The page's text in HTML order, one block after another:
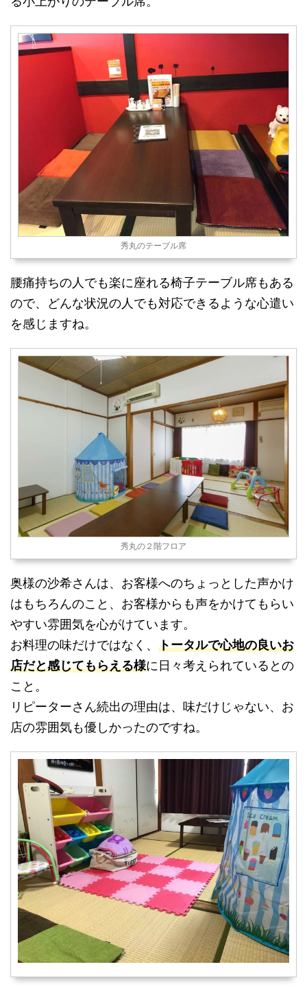
秀丸のテーブル席
腰痛持ちの人でも楽に座れる椅子テーブル席もある
ので、どんな状況の人でも対応できるような心遣い
を感じますね。
秀丸の２階フロア
奥様の沙希さんは、お客様へのちょっとした声かけ
はもちろんのこと、お客様からも声をかけてもらい
やすい雰囲気を心がけています。
お料理の味だけではなく、 トータルで心地の良いお
店だと感じてもらえる様に日々考えられているとの
こと。
リピーターさん続出の理由は、味だけじゃない、お
店の雰囲気も優しかったのですね。